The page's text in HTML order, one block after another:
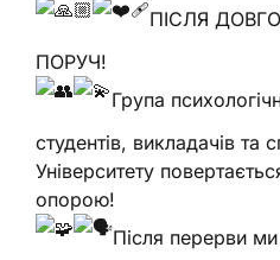
ПІСЛЯ
ПОРУЧ!
Група
студентів, викладачів та
Університету
опорою!
Після перерви